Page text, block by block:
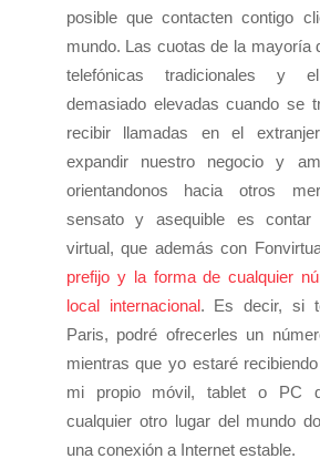
posible que contacten contigo
mundo. Las cuotas de la mayoría
telefónicas tradicionales y
demasiado elevadas cuando se
recibir llamadas en el
expandir nuestro negocio y
orientandonos hacia otros
sensato y asequible es
virtual, que además con
prefijo y la forma de cualquier
local internacional. Es decir, si
Paris, podré ofrecerles un
mientras que yo estaré
mi propio móvil, tablet o PC
cualquier otro lugar del mundo
una conexión a Internet estable.